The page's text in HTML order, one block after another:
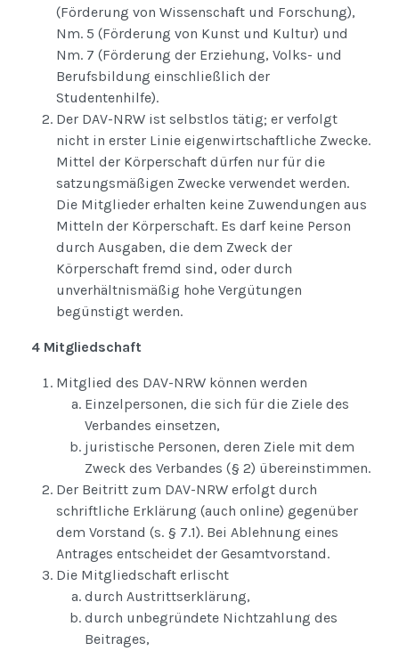
(Förderung von Wissenschaft und Forschung),
Nm. 5 (Förderung von Kunst und Kultur) und
Nm. 7 (Förderung der Erziehung, Volks- und
Berufsbildung einschließlich der
Studentenhilfe).
Der DAV-NRW ist selbstlos tätig; er verfolgt
nicht in erster Linie eigenwirtschaftliche Zwecke.
Mittel der Körperschaft dürfen nur für die
satzungsmäßigen Zwecke verwendet werden.
Die Mitglieder erhalten keine Zuwendungen aus
Mitteln der Körperschaft. Es darf keine Person
durch Ausgaben, die dem Zweck der
Körperschaft fremd sind, oder durch
unverhältnismäßig hohe Vergütungen
begünstigt werden.
4 Mitgliedschaft
Mitglied des DAV-NRW können werden
Einzelpersonen, die sich für die Ziele des
Verbandes einsetzen,
juristische Personen, deren Ziele mit dem
Zweck des Verbandes (§ 2) übereinstimmen.
Der Beitritt zum DAV-NRW erfolgt durch
schriftliche Erklärung (auch online) gegenüber
dem Vorstand (s. § 7.1). Bei Ablehnung eines
Antrages entscheidet der Gesamtvorstand.
Die Mitgliedschaft erlischt
durch Austrittserklärung,
durch unbegründete Nichtzahlung des
Beitrages,